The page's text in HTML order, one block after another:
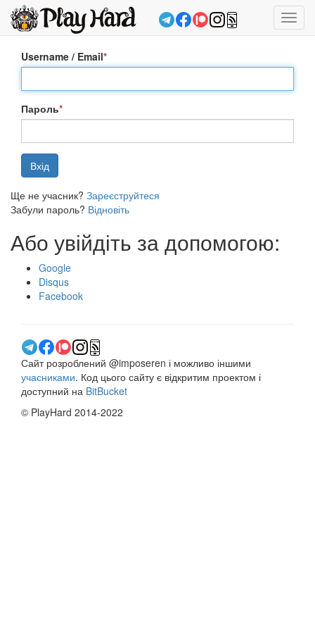
Username / Email*
Пароль*
Ще не учасник? Зареєструйтеся
Забули пароль? Відновіть
Або увійдіть за допомогою:
Google
Disqus
Facebook
Сайт розроблений @imposeren і можливо іншими
учасниками. Код цього сайту є відкритим проектом і
доступний на BitBucket
© PlayHard 2014-2022